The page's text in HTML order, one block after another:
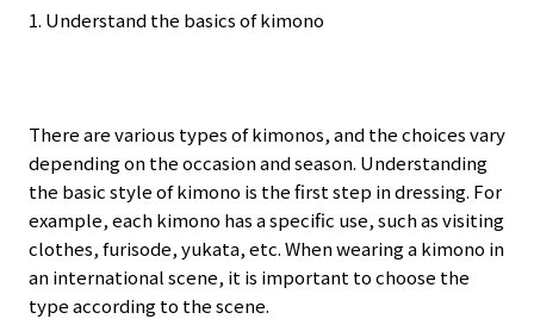
1. Understand the basics of kimono
There are various types of kimonos, and the choices vary
depending on the occasion and season. Understanding
the basic style of kimono is the first step in dressing. For
example, each kimono has a specific use, such as visiting
clothes, furisode, yukata, etc. When wearing a kimono in
an international scene, it is important to choose the
type according to the scene.